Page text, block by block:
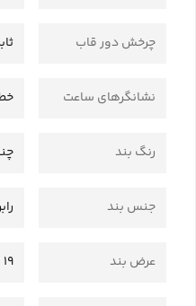
چرخش دور قاب
نشانگرهای ساعت
رنگ بند
جنس بند
عرض بند 19 میلی متر